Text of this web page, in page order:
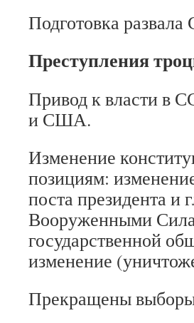
Подготовка
Преступления
Привод к власти в
и США.
Изменение
позициям:
поста президента и
Вооруженными
государственной
изменение
Прекращены